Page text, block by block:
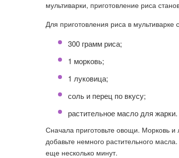
мультиварки, приготовление риса
Для приготовления риса в
300 грамм риса;
1 морковь;
1 луковица;
соль и перец по вкусу;
растительное масло для жарки.
Сначала приготовьте овощи. Морковь
добавьте немного растительного
еще несколько минут.